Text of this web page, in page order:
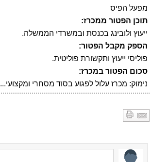
מפעל הפיס
תוכן הפטור ממכרז:
ייעוץ ולובינג בכנסת ובמשרדי הממשלה.
הספק מקבל הפטור:
פוליסי ייעוץ ותקשורת פוליטית.
סכום הפטור במכרז:
נימוק: מכרז עלול לפגוע בסוד מסחרי ומקצועי...